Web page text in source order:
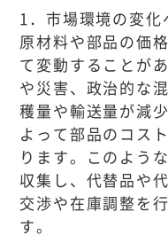
1．市場環境の変化
原材料や部品の価
て変動することが
や災害、政治的な
穫量や輸送量が減
よって部品のコス
ります。このよう
収集し、代替品や
交渉や在庫調整を
す。